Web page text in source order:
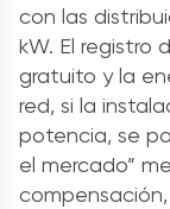
con las
kW. El registro
gratuito y la
red, si la
potencia, se
el mercado”